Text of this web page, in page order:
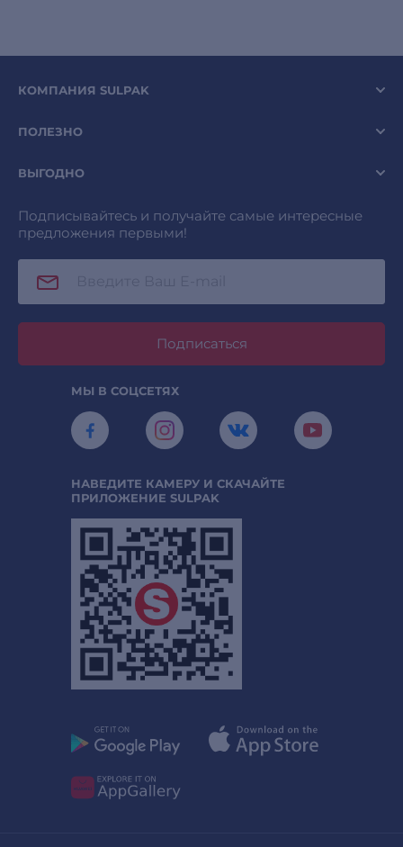
КОМПАНИЯ SULPAK
ПОЛЕЗНО
ВЫГОДНО
Подписывайтесь и получайте самые интересные
предложения первыми!
Подписаться
МЫ В СОЦСЕТЯХ
НАВЕДИТЕ КАМЕРУ И СКАЧАЙТЕ
ПРИЛОЖЕНИЕ SULPAK